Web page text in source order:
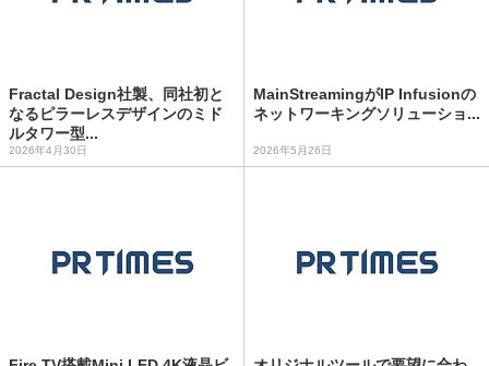
Fractal Design社製、同社初と
なるピラーレスデザインのミド
ルタワー型...
2026年4月30日
MainStreamingがIP Infusionの
ネットワーキングソリューショ...
2026年5月26日